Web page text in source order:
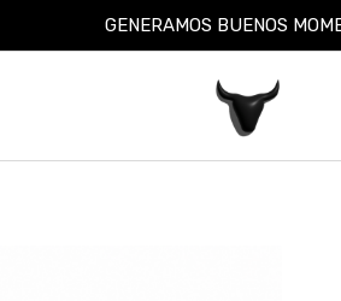
GENERAMOS BUENOS